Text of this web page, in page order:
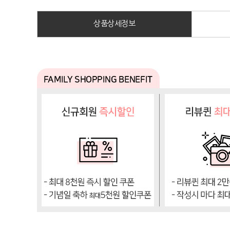
상품상세정보